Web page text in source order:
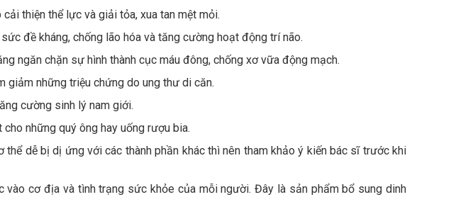
thiện thể lực và giải tỏa, xua tan mệt mỏi.
đề kháng, chống lão hóa và tăng cường hoạt động trí não.
ngăn chặn sự hình thành cục máu đông, chống xơ vữa động mạch.
giảm những triệu chứng do ung thư di căn.
cường sinh lý nam giới.
những quý ông hay uống rượu bia.
dễ bị dị ứng với các thành phần khác thì nên tham khảo ý kiến bác sĩ trước khi
cơ địa và tình trạng sức khỏe của mỗi người. Đây là sản phẩm bổ sung dinh